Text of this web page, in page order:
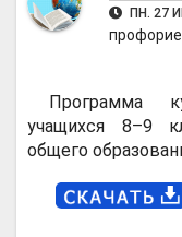
ПН. 27
Программа
учащихся 8–9
общего